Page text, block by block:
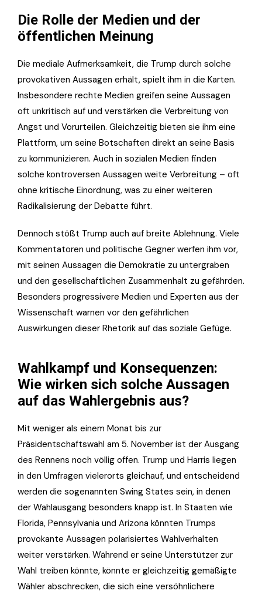
Die Rolle der Medien und der
öffentlichen Meinung
Die mediale Aufmerksamkeit, die Trump durch solche
provokativen Aussagen erhält, spielt ihm in die Karten.
Insbesondere rechte Medien greifen seine Aussagen
oft unkritisch auf und verstärken die Verbreitung von
Angst und Vorurteilen. Gleichzeitig bieten sie ihm eine
Plattform, um seine Botschaften direkt an seine Basis
zu kommunizieren. Auch in sozialen Medien finden
solche kontroversen Aussagen weite Verbreitung – oft
ohne kritische Einordnung, was zu einer weiteren
Radikalisierung der Debatte führt.
Dennoch stößt Trump auch auf breite Ablehnung. Viele
Kommentatoren und politische Gegner werfen ihm vor,
mit seinen Aussagen die Demokratie zu untergraben
und den gesellschaftlichen Zusammenhalt zu gefährden.
Besonders progressivere Medien und Experten aus der
Wissenschaft warnen vor den gefährlichen
Auswirkungen dieser Rhetorik auf das soziale Gefüge.
Wahlkampf und Konsequenzen:
Wie wirken sich solche Aussagen
auf das Wahlergebnis aus?
Mit weniger als einem Monat bis zur
Präsidentschaftswahl am 5. November ist der Ausgang
des Rennens noch völlig offen. Trump und Harris liegen
in den Umfragen vielerorts gleichauf, und entscheidend
werden die sogenannten Swing States sein, in denen
der Wahlausgang besonders knapp ist. In Staaten wie
Florida, Pennsylvania und Arizona könnten Trumps
provokante Aussagen polarisiertes Wahlverhalten
weiter verstärken. Während er seine Unterstützer zur
Wahl treiben könnte, könnte er gleichzeitig gemäßigte
Wähler abschrecken, die sich eine versöhnlichere